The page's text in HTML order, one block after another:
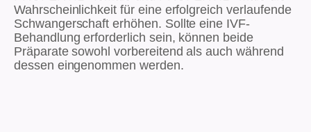
Wahrscheinlichkeit für eine erfolgreich verlaufende
Schwangerschaft erhöhen. Sollte eine IVF-
Behandlung erforderlich sein, können beide
Präparate sowohl vorbereitend als auch während
dessen eingenommen werden.